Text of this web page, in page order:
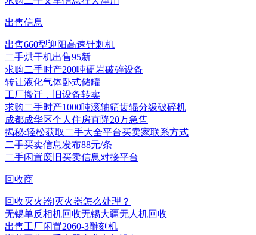
出售信息
出售660型迎阳高速针刺机
二手烘干机出售95新
求购二手时产200吨硬岩破碎设备
转让液化气体卧式储罐
工厂搬迁，旧设备转卖
求购二手时产1000吨滚轴筛齿辊分级破碎机
成都成华区个人住房直降20万急售
揭秘:轻松获取二手大全平台买卖家联系方式
二手买卖信息发布88元/条
二手闲置废旧买卖信息对接平台
回收商
回收灭火器|灭火器怎么处理？
无锡单反相机回收无锡大疆无人机回收
出售工厂闲置2060-3雕刻机